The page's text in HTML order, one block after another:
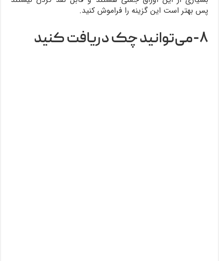
پس بهتر است این گزینه را فراموش کنید.
۸-می‌توانید چک دریافت کنید